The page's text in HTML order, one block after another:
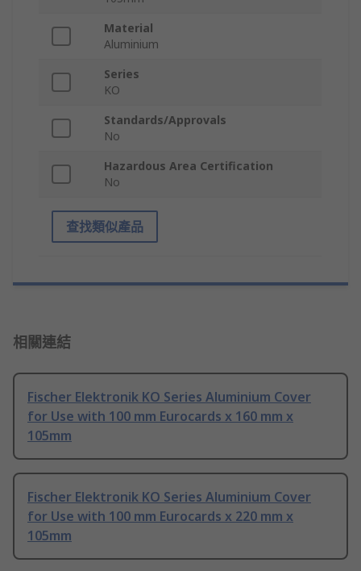
Material
Aluminium
Series
KO
Standards/Approvals
No
Hazardous Area Certification
No
查找類似產品
相關連結
Fischer Elektronik KO Series Aluminium Cover
for Use with 100 mm Eurocards x 160 mm x
105mm
Fischer Elektronik KO Series Aluminium Cover
for Use with 100 mm Eurocards x 220 mm x
105mm